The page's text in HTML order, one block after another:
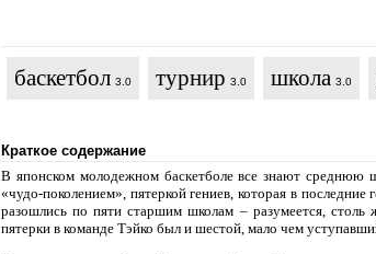
баскетбол 3.0 турнир 3.0 школа 3.0
Краткое содержание
В японском молодежном баскетболе все знают среднюю
«чудо-поколением», пятеркой гениев, которая в
разошлись по пяти старшим школам – разумеется,
пятерки в команде Тэйко был и шестой, мало чем